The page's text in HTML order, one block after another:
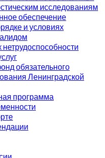
исследованиям
обеспечение
и условиях
обязательного
Ленинградской
программа